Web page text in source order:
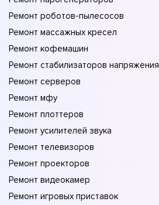
Ремонт роботов-пылесосов
Ремонт массажных кресел
Ремонт кофемашин
Ремонт стабилизаторов напряжения
Ремонт серверов
Ремонт мфу
Ремонт плоттеров
Ремонт усилителей звука
Ремонт телевизоров
Ремонт проекторов
Ремонт видеокамер
Ремонт игровых приставок